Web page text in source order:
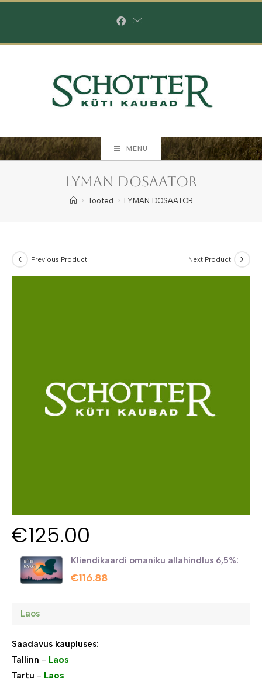
MENU
LYMAN DOSAATOR
> Tooted > LYMAN DOSAATOR
Previous Product Next Product
€125.00
Kliendikaardi omaniku allahindlus 6,5%:
€116.88
Laos
Saadavus kaupluses:
Tallinn - Laos
Tartu - Laos